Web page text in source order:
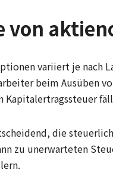
von
variiert je nach
beim Ausüben
Kapitalertragssteuer
die
zu unerwarteten